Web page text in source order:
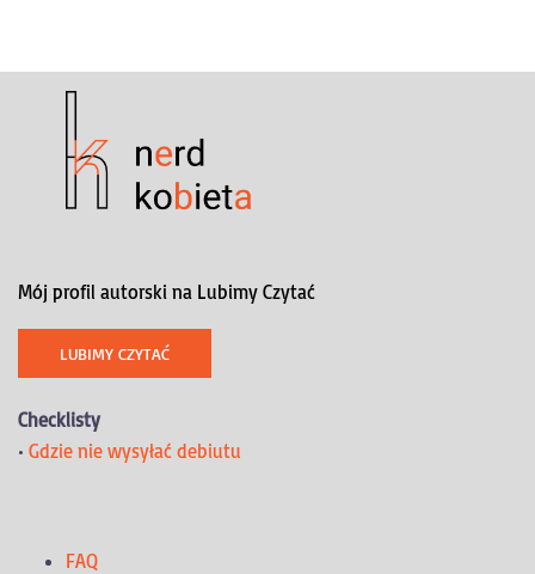
Mój profil autorski na Lubimy Czytać
LUBIMY CZYTAĆ
Checklisty
• Gdzie nie wysyłać debiutu
FAQ